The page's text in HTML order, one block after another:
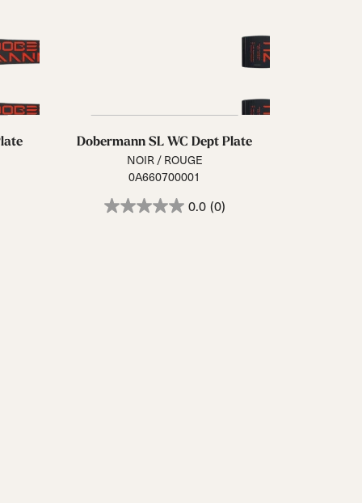
Dobermann SL WC Dept Plate
NOIR / ROUGE
0A660700001
0.0 (0)